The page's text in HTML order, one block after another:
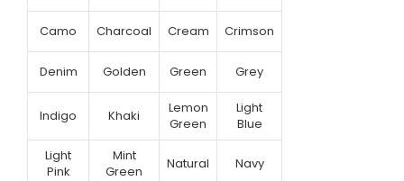
Camo Charcoal Cream Crimson
Denim Golden Green Grey
Indigo Khaki
Lemon
Green
Light
Blue
Light
Pink
Mint
Green
Natural Navy